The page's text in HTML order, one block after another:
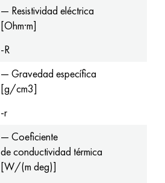
— Resistividad eléctrica
[Ohm·m]
-R
— Gravedad específica
[g/cm3]
-r
— Coeficiente
de conductividad térmica
[W/(m deg)]